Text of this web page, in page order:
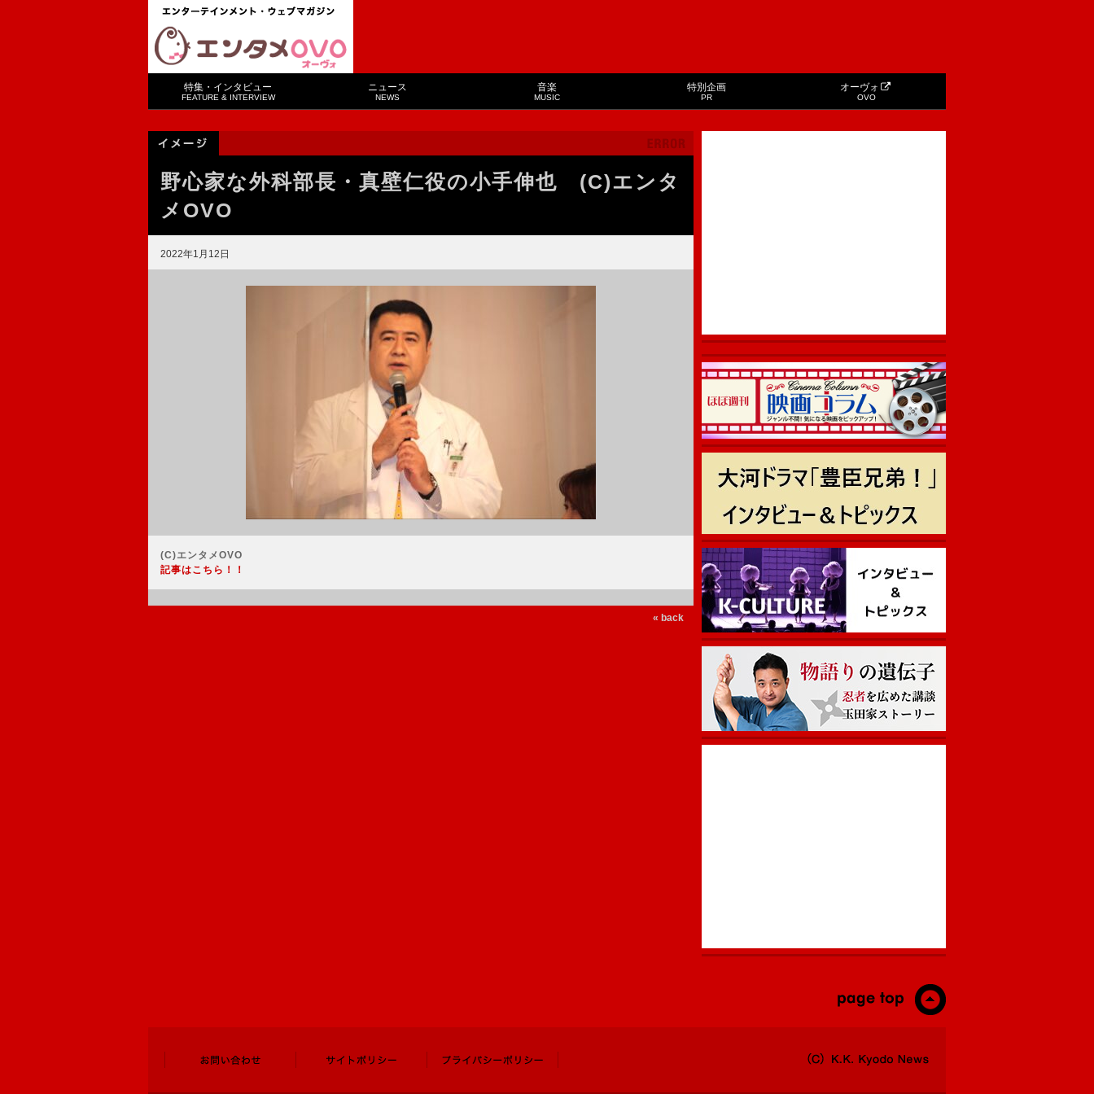
特集・インタビュー
FEATURE & INTERVIEW
ニュース
NEWS
音楽
MUSIC
特別企画
PR
オーヴォ
OVO
野心家な外科部長・真壁仁役の小手伸也 (C)エンタ
メOVO
2022年1月12日
(C)エンタメOVO
記事はこちら！！
« back